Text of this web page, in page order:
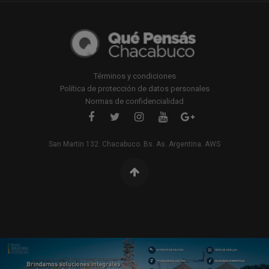
Términos y condiciones
Política de protección de datos personales
Normas de confidencialidad
San Martin 132. Chacabuco. Bs. As. Argentina. AWS